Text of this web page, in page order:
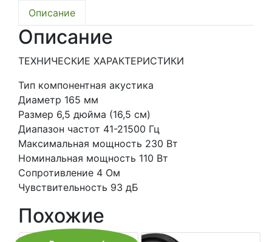
Описание
Описание
ТЕХНИЧЕСКИЕ ХАРАКТЕРИСТИКИ
Тип компонентная акустика
Диаметр 165 мм
Размер 6,5 дюйма (16,5 см)
Диапазон частот 41-21500 Гц
Максимальная мощность 230 Вт
Номинальная мощность 110 Вт
Сопротивление 4 Ом
Чувствительность 93 дБ
Похожие